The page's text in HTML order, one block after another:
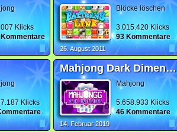
Klicks
Blöcke löschen
3.015.420 Klicks
93 Kommentare
26. August 2011
Klicks
Mahjong Dark Dimensions Triple Time
Mahjong
5.658.933 Klicks
46 Kommentare
14. Februar 2019